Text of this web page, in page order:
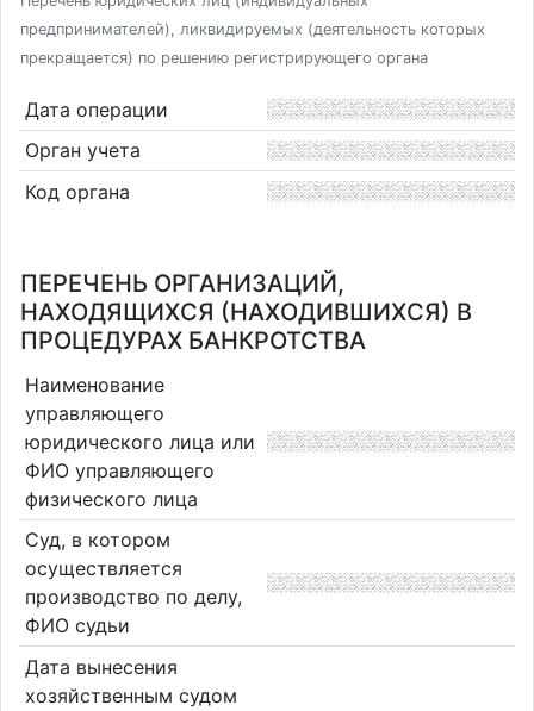
предпринимателей), ликвидируемых (деятельность которых
прекращается) по решению регистрирующего органа
Дата операции
Орган учета
Код органа
ПЕРЕЧЕНЬ ОРГАНИЗАЦИЙ,
НАХОДЯЩИХСЯ (НАХОДИВШИХСЯ) В
ПРОЦЕДУРАХ БАНКРОТСТВА
Наименование
управляющего
юридического лица или
ФИО управляющего
физического лица
Суд, в котором
осуществляется
производство по делу,
ФИО судьи
Дата вынесения
хозяйственным судом